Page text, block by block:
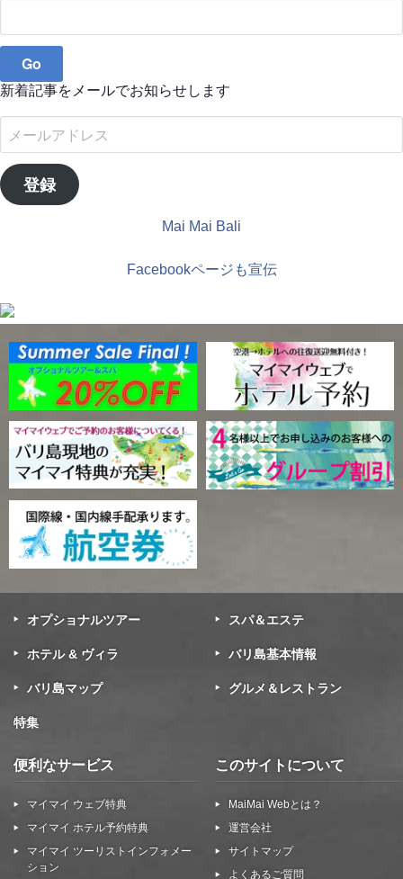
新着記事をメールでお知らせします
ル
ア
登録
Mai Mai Bali
Facebookページも宣伝
オプショナルツアー スパ＆エステ
ホテル & ヴィラ バリ島基本情報
バリ島マップ グルメ＆レストラン
特集
便利なサービス
マイマイ ウェブ特典
マイマイ ホテル予約特典
マイマイ ツーリストインフォメー
ション
このサイトについて
MaiMai Webとは？
運営会社
サイトマップ
よくあるご質問